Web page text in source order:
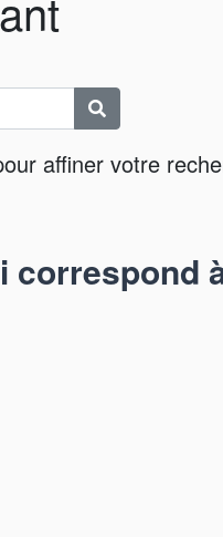
affiner votre
correspond